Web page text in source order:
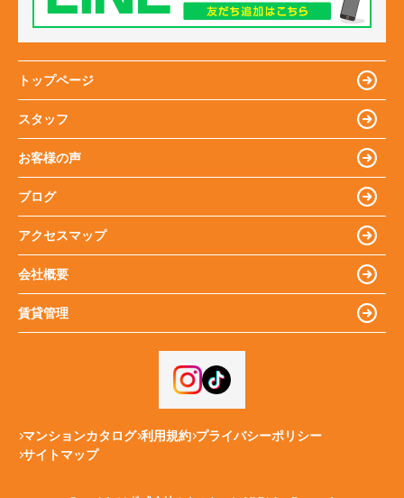
トップページ
スタッフ
お客様の声
ブログ
アクセスマップ
会社概要
賃貸管理
マンションカタログ 利用規約 プライバシーポリシー
サイトマップ